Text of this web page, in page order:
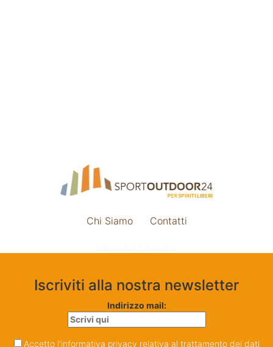
Chi Siamo Contatti
Iscriviti alla nostra newsletter
Indirizzo mail:
Accetto l'informativa privacy relativa al trattamento dei dati